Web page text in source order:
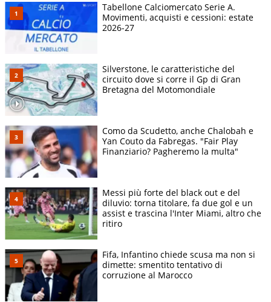
Tabellone Calciomercato Serie A.
Movimenti, acquisti e cessioni: estate
2026-27
Silverstone, le caratteristiche del
circuito dove si corre il Gp di Gran
Bretagna del Motomondiale
Como da Scudetto, anche Chalobah e
Yan Couto da Fabregas. "Fair Play
Finanziario? Pagheremo la multa"
Messi più forte del black out e del
diluvio: torna titolare, fa due gol e un
assist e trascina l'Inter Miami, altro che
ritiro
Fifa, Infantino chiede scusa ma non si
dimette: smentito tentativo di
corruzione al Marocco